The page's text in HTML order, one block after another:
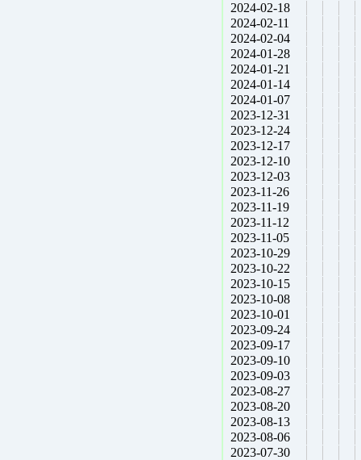
2024-02-18
2024-02-11
2024-02-04
2024-01-28
2024-01-21
2024-01-14
2024-01-07
2023-12-31
2023-12-24
2023-12-17
2023-12-10
2023-12-03
2023-11-26
2023-11-19
2023-11-12
2023-11-05
2023-10-29
2023-10-22
2023-10-15
2023-10-08
2023-10-01
2023-09-24
2023-09-17
2023-09-10
2023-09-03
2023-08-27
2023-08-20
2023-08-13
2023-08-06
2023-07-30